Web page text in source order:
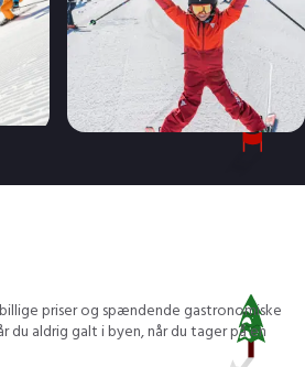
priser og spændende gastronomiske
du aldrig galt i byen, når du tager på en